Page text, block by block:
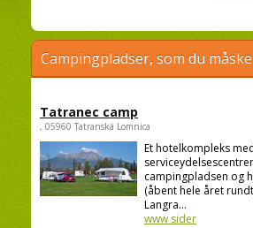
Campingpladser, som du
Tatranec camp
, 05960 Tatranská Lomnica
Et hotelkompleks
campingpladsen og
(åbent hele året
Langra...
www sider